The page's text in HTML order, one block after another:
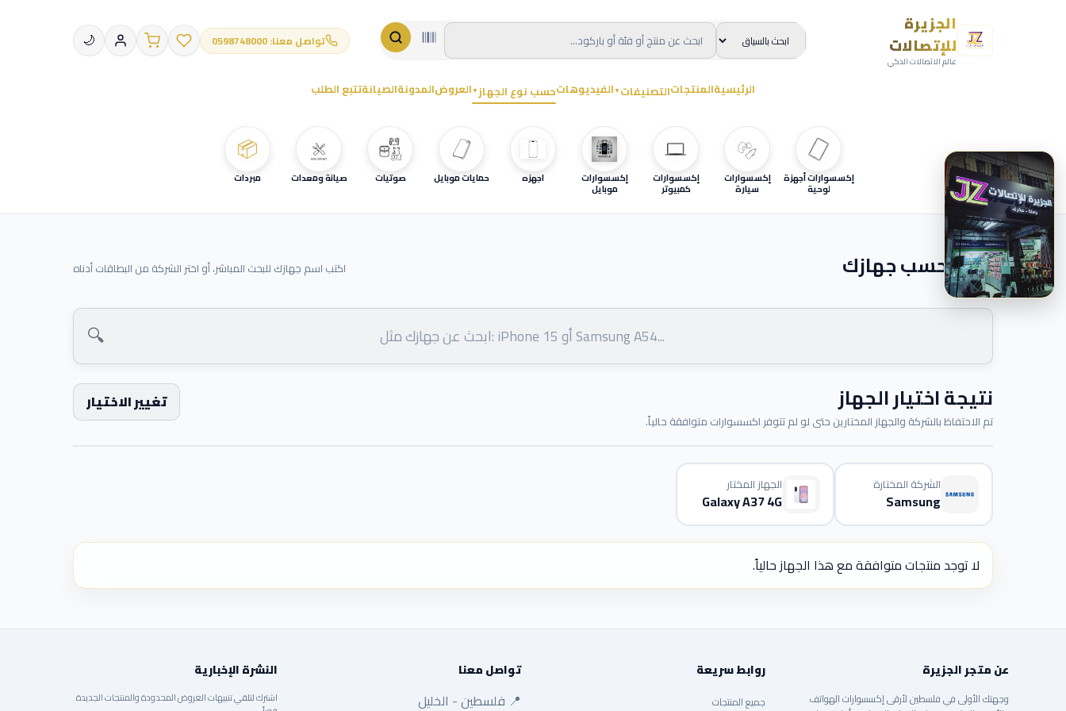
الجزيرة
للإتصالات
عالم الاتصالات الذكي
تواصل معنا: 0598748000 🌙
الرئيسيةالمنتجاتالتصنيفات ▼الفيديوهاتحسب نوع الجهاز ▼العروضالمدونةالصيانةتتبع الطلب
إكسسوارات أجهزة
لوحية
إكسسوارات
سيارة
إكسسوارات
كمبيوتر
إكسسوارات
موبايل
اجهزه حمايات موبايل صوتيات صيانة ومعدات
📦
مبردات
ابحث حسب جهازك اكتب اسم جهازك للبحث المباشر، أو اختر الشركة من البطاقات أدناه
🔍
نتيجة اختيار الجهاز
تم الاحتفاظ بالشركة والجهاز المختارين حتى لو لم تتوفر اكسسوارات متوافقة حالياً.
تغيير الاختيار
الشركة المختارة
Samsung
الجهاز المختار
Galaxy A37 4G
لا توجد منتجات متوافقة مع هذا الجهاز حالياً.
عن متجر الجزيرة
وجهتك الأولى في فلسطين لأرقى إكسسوارات الهواتف
روابط سريعة
جميع المنتجات
تواصل معنا
📍 فلسطين - الخليل
النشرة الإخبارية
اشترك لتلقي تنبيهات العروض المحدودة والمنتجات الجديدة